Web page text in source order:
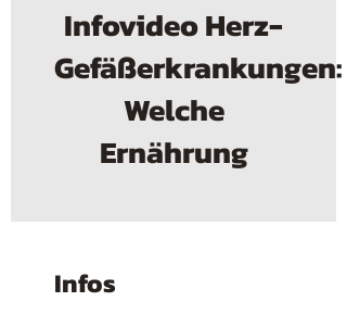
Infovideo Herz-
Gefäßerkrankungen:
Welche
Ernährung
Infos